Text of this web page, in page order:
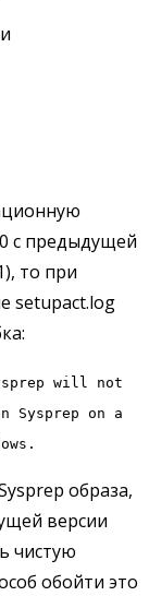
с предыдущей
то при
setupact.log
will not
Sysprep on a
образа,
версии
чистую
обойти это